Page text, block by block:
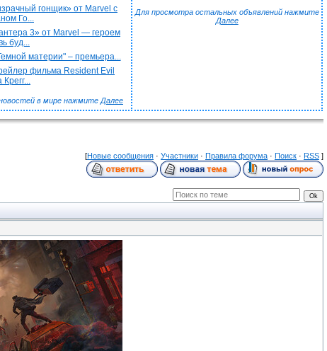
гонщик» от Marvel с
Го...
3» от Marvel — героем
буд...
материи" – премьера...
фильма Resident Evil
Крегг...
в мире нажмите Далее
Для просмотра остальных объявлений нажмите
Далее
[Новые сообщения · Участники · Правила форума · Поиск · RSS ]